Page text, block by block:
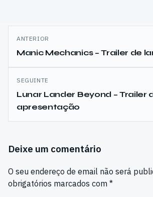
Navegação
de
artigos
ANTERIOR
Manic Mechanics – Trailer de
SEGUINTE
Lunar Lander Beyond – Trailer
apresentação
Deixe um comentário
O seu endereço de email não será
obrigatórios marcados com *